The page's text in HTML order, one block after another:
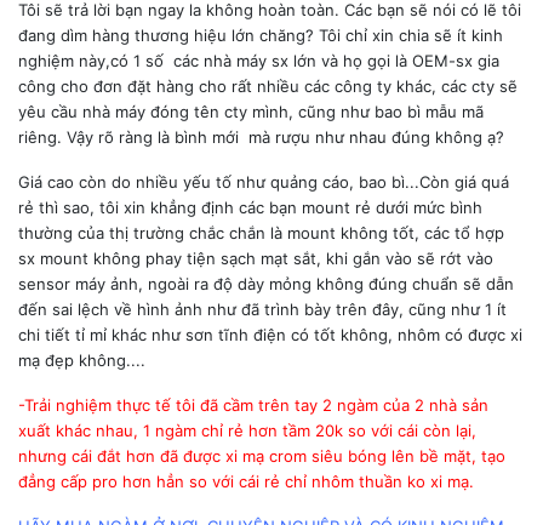
Tôi sẽ trả lời bạn ngay la không hoàn toàn. Các bạn sẽ nói có lẽ tôi
đang dìm hàng thương hiệu lớn chăng? Tôi chỉ xin chia sẽ ít kinh
nghiệm này,có 1 số các nhà máy sx lớn và họ gọi là OEM-sx gia
công cho đơn đặt hàng cho rất nhiều các công ty khác, các cty sẽ
yêu cầu nhà máy đóng tên cty mình, cũng như bao bì mẫu mã
riêng. Vậy rõ ràng là bình mới mà rượu như nhau đúng không ạ?
Giá cao còn do nhiều yếu tố như quảng cáo, bao bì...Còn giá quá
rẻ thì sao, tôi xin khẳng định các bạn mount rẻ dưới mức bình
thường của thị trường chắc chắn là mount không tốt, các tổ hợp
sx mount không phay tiện sạch mạt sắt, khi gắn vào sẽ rớt vào
sensor máy ảnh, ngoài ra độ dày mỏng không đúng chuẩn sẽ dẫn
đến sai lệch về hình ảnh như đã trình bày trên đây, cũng như 1 ít
chi tiết tỉ mỉ khác như sơn tĩnh điện có tốt không, nhôm có được xi
mạ đẹp không....
-Trải nghiệm thực tế tôi đã cầm trên tay 2 ngàm của 2 nhà sản
xuất khác nhau, 1 ngàm chỉ rẻ hơn tầm 20k so với cái còn lại,
nhưng cái đắt hơn đã được xi mạ crom siêu bóng lên bề mặt, tạo
đẳng cấp pro hơn hẳn so với cái rẻ chỉ nhôm thuần ko xi mạ.